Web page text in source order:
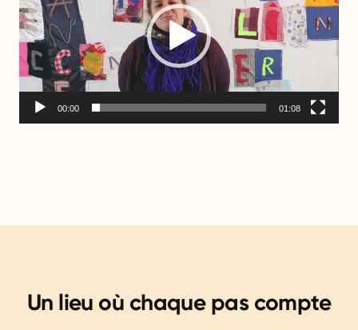
00:00 01:08
Un lieu où chaque pas compte